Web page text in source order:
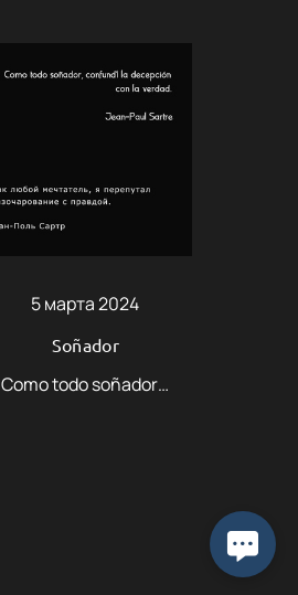
5 марта 2024
Soñador
Como todo soñador…